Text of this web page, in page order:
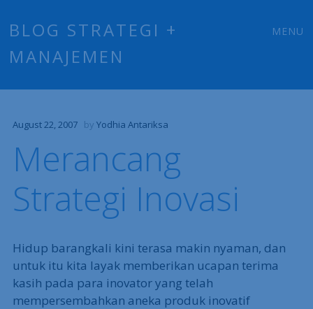
BLOG STRATEGI +
MANAJEMEN
MENU
August 22, 2007 by Yodhia Antariksa
Merancang
Strategi Inovasi
Hidup barangkali kini terasa makin nyaman, dan
untuk itu kita layak memberikan ucapan terima
kasih pada para inovator yang telah
mempersembahkan aneka produk inovatif